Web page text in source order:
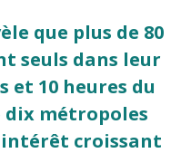
que plus de 80
seuls dans leur
et 10 heures du
dix métropoles
croissant